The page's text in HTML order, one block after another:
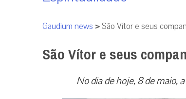
Gaudium news >São Vítor e seus
São Vítor e seus
No dia de hoje, 8 de maio,